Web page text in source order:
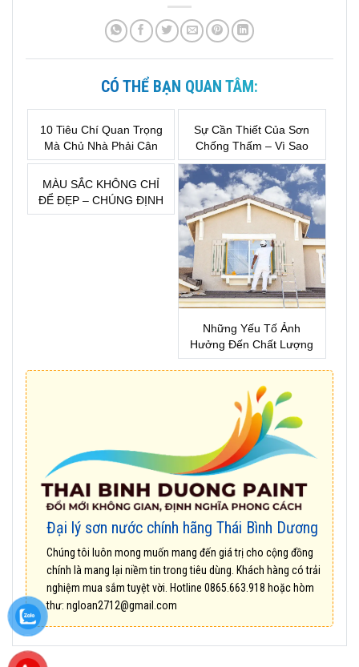
CÓ THỂ BẠN QUAN TÂM:
10 Tiêu Chí Quan Trọng
Mà Chủ Nhà Phải Cân
Nhắc Trước Khi Lựa
Chọn Sơn Nước
Sự Cần Thiết Của Sơn
Chống Thấm – Vì Sao
Đây Là Khoản Đầu Tư
Bắt Buộc Khi Xây Nhà?
MÀU SẮC KHÔNG CHỈ
ĐỂ ĐẸP – CHÚNG ĐỊNH
HÌNH CẢM XÚC CỦA
Những Yếu Tố Ảnh
Hưởng Đến Chất Lượng
Sơn Nhà !
Đại lý sơn nước chính hãng Thái Bình Dương
Chúng tôi luôn mong muốn mang đến giá trị cho cộng đồng
chính là mang lại niềm tin trong tiêu dùng. Khách hàng có trải
nghiệm mua sắm tuyệt vời. Hotline 0865.663.918 hoặc hòm
thư: ngloan2712@gmail.com